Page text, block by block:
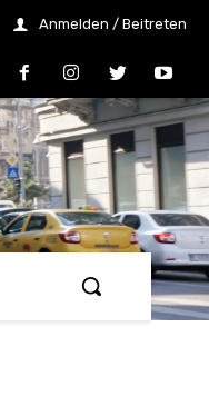
Anmelden / Beitreten